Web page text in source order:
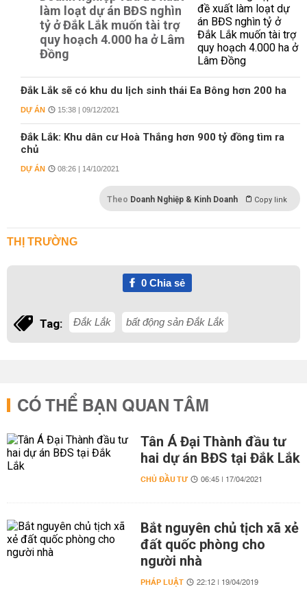
làm loạt dự án BĐS nghìn
tỷ ở Đắk Lắk muốn tài trợ
quy hoạch 4.000 ha ở Lâm
Đồng
Đắk Lắk sẽ có khu du lịch sinh thái Ea Bông hơn 200 ha
DỰ ÁN 15:38 | 09/12/2021
Đắk Lắk: Khu dân cư Hoà Thắng hơn 900 tỷ đồng tìm ra
chủ
DỰ ÁN 08:26 | 14/10/2021
Theo Doanh Nghiệp & Kinh Doanh Copy link
THỊ TRƯỜNG
0Chia sẻ
Tag: Đắk Lắk bất động sản Đắk Lắk
CÓ THỂ BẠN QUAN TÂM
Tân Á Đại Thành đầu tư
hai dự án BĐS tại Đắk Lắk
CHỦ ĐẦU TƯ 06:45 | 17/04/2021
Bắt nguyên chủ tịch xã xẻ
đất quốc phòng cho
người nhà
PHÁP LUẬT 22:12 | 19/04/2019